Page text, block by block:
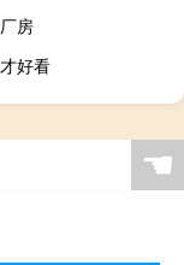
房
好看
☚